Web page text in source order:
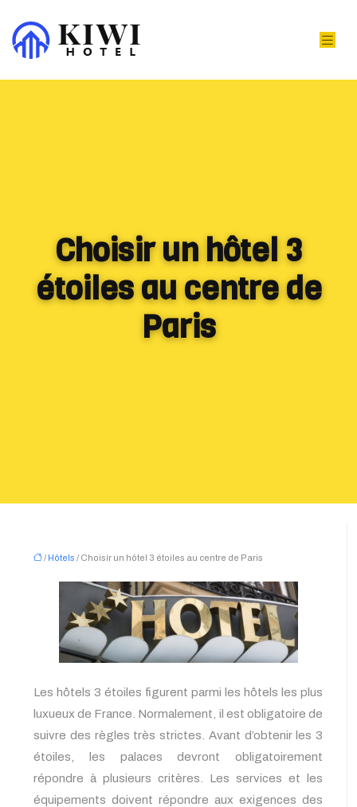
Choisir un hôtel 3
étoiles au centre de
Paris
/ Hôtels / Choisir un hôtel 3 étoiles au centre de Paris
Les hôtels 3 étoiles figurent parmi les hôtels les plus
luxueux de France. Normalement, il est obligatoire de
suivre des règles très strictes. Avant d’obtenir les 3
étoiles, les palaces devront obligatoirement
répondre à plusieurs critères. Les services et les
équipements doivent répondre aux exigences des